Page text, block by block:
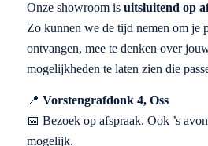
Onze showroom is uitsluitend op
Zo kunnen we de tijd nemen om je
ontvangen, mee te denken over
mogelijkheden te laten zien die
📍 Vorstengrafdonk 4, Oss
📅 Bezoek op afspraak. Ook ’s
mogelijk.